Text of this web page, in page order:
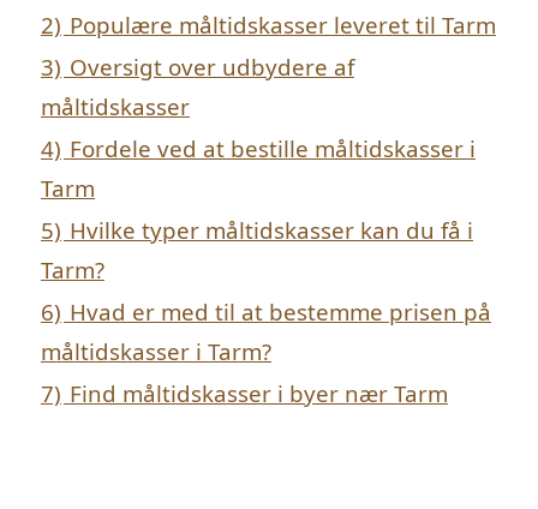
2) Populære måltidskasser leveret til Tarm
3) Oversigt over udbydere af
måltidskasser
4) Fordele ved at bestille måltidskasser i
Tarm
5) Hvilke typer måltidskasser kan du få i
Tarm?
6) Hvad er med til at bestemme prisen på
måltidskasser i Tarm?
7) Find måltidskasser i byer nær Tarm